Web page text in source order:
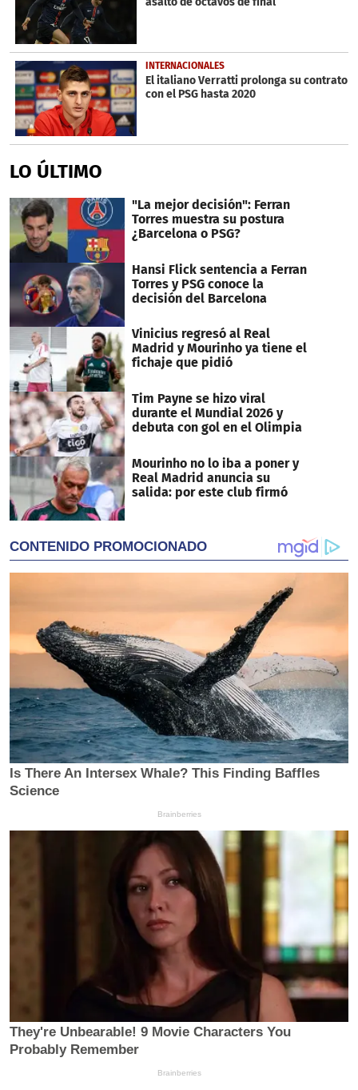
INTERNACIONALES
El italiano Verratti prolonga su contrato
con el PSG hasta 2020
LO ÚLTIMO
"La mejor decisión": Ferran
Torres muestra su postura
¿Barcelona o PSG?
Hansi Flick sentencia a Ferran
Torres y PSG conoce la
decisión del Barcelona
Vinicius regresó al Real
Madrid y Mourinho ya tiene el
fichaje que pidió
Tim Payne se hizo viral
durante el Mundial 2026 y
debuta con gol en el Olimpia
Mourinho no lo iba a poner y
Real Madrid anuncia su
salida: por este club firmó